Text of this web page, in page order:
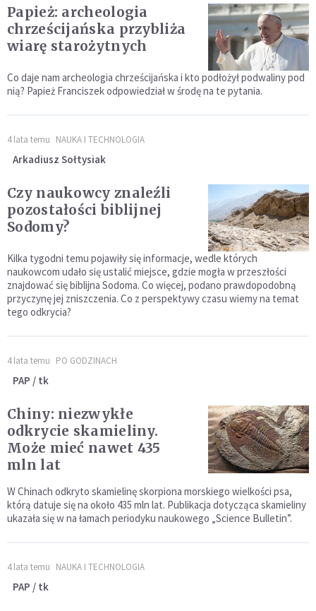
Papież: archeologia
chrześcijańska przybliża
wiarę starożytnych
Co daje nam archeologia chrześcijańska i kto podłożył podwaliny pod
nią? Papież Franciszek odpowiedział w środę na te pytania.
4 lata temu NAUKA I TECHNOLOGIA
Arkadiusz Sołtysiak
Czy naukowcy znaleźli
pozostałości biblijnej
Sodomy?
Kilka tygodni temu pojawiły się informacje, wedle których
naukowcom udało się ustalić miejsce, gdzie mogła w przeszłości
znajdować się biblijna Sodoma. Co więcej, podano prawdopodobną
przyczynę jej zniszczenia. Co z perspektywy czasu wiemy na temat
tego odkrycia?
4 lata temu PO GODZINACH
PAP / tk
Chiny: niezwykłe
odkrycie skamieliny.
Może mieć nawet 435
mln lat
W Chinach odkryto skamielinę skorpiona morskiego wielkości psa,
którą datuje się na około 435 mln lat. Publikacja dotycząca skamieliny
ukazała się w na łamach periodyku naukowego „Science Bulletin”.
4 lata temu NAUKA I TECHNOLOGIA
PAP / tk